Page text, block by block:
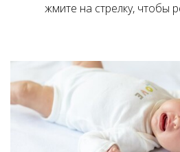
жмите на стрелку, чтобы